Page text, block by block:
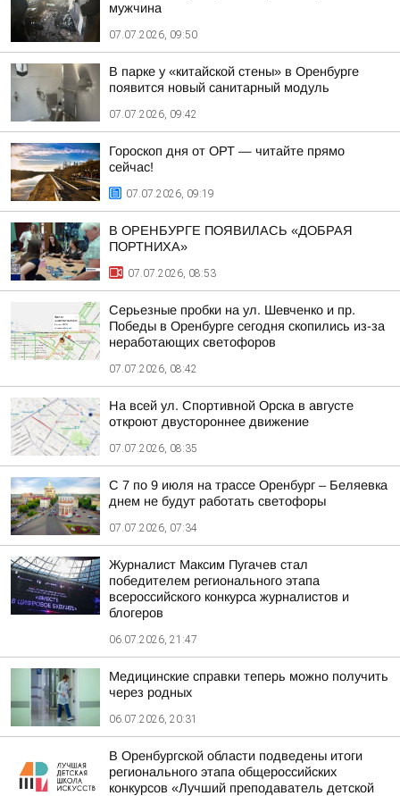
мужчина
07.07.2026, 09:50
В парке у «китайской стены» в Оренбурге
появится новый санитарный модуль
07.07.2026, 09:42
Гороскоп дня от ОРТ — читайте прямо
сейчас!
07.07.2026, 09:19
В ОРЕНБУРГЕ ПОЯВИЛАСЬ «ДОБРАЯ
ПОРТНИХА»
07.07.2026, 08:53
Серьезные пробки на ул. Шевченко и пр.
Победы в Оренбурге сегодня скопились из-за
неработающих светофоров
07.07.2026, 08:42
На всей ул. Спортивной Орска в августе
откроют двустороннее движение
07.07.2026, 08:35
С 7 по 9 июля на трассе Оренбург – Беляевка
днем не будут работать светофоры
07.07.2026, 07:34
Журналист Максим Пугачев стал
победителем регионального этапа
всероссийского конкурса журналистов и
блогеров
06.07.2026, 21:47
Медицинские справки теперь можно получить
через родных
06.07.2026, 20:31
В Оренбургской области подведены итоги
регионального этапа общероссийских
конкурсов «Лучший преподаватель детской